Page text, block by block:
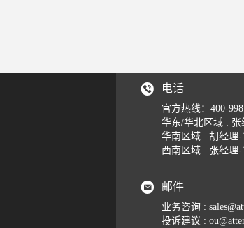
电话
官方热线： 400-
华东/华北区域 : 张
华南区域 : 胡经理-
西南区域 : 张经理-
邮件
业务咨询 :
投诉建议 :